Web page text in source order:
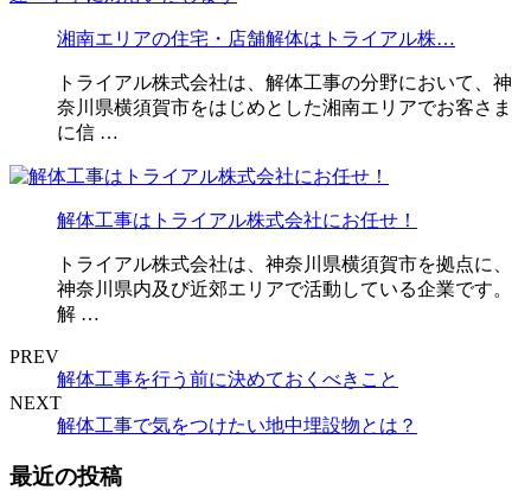
湘南エリアの住宅・店舗解体はトライアル株…
トライアル株式会社は、解体工事の分野において、神
奈川県横須賀市をはじめとした湘南エリアでお客さま
に信 …
解体工事はトライアル株式会社にお任せ！
トライアル株式会社は、神奈川県横須賀市を拠点に、
神奈川県内及び近郊エリアで活動している企業です。
解 …
PREV
解体工事を行う前に決めておくべきこと
NEXT
解体工事で気をつけたい地中埋設物とは？
最近の投稿